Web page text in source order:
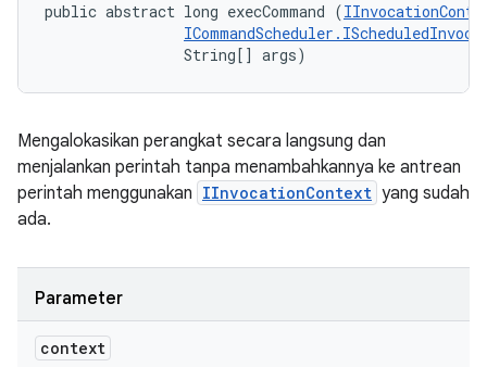
public abstract long execCommand (
                String[] args)
Mengalokasikan perangkat secara langsung dan
menjalankan perintah tanpa menambahkannya ke antrean
perintah menggunakan IInvocationContext yang sudah
ada.
Parameter
context